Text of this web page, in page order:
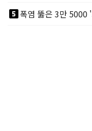
looks_5폭염 뚫은 3만 5000